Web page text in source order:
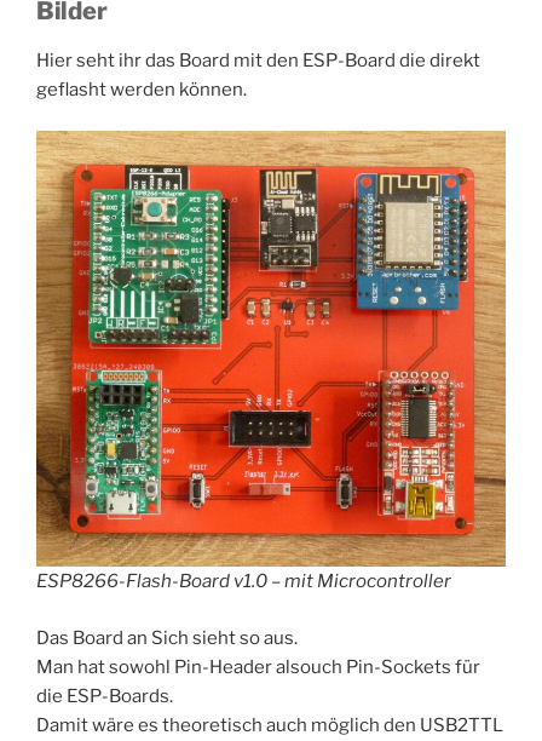
Bilder
Hier seht ihr das Board mit den ESP-Board die direkt
geflasht werden können.
ESP8266-Flash-Board v1.0 – mit Microcontroller
Das Board an Sich sieht so aus.
Man hat sowohl Pin-Header alsouch Pin-Sockets für
die ESP-Boards.
Damit wäre es theoretisch auch möglich den USB2TTL